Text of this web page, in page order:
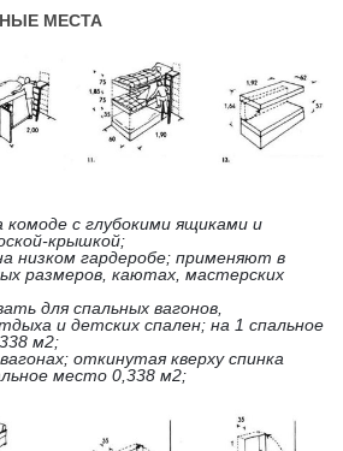
МЕСТА
с глубокими ящиками и
крышкой;
низком гардеробе; применяют в
размеров, каютах, мастерских
для спальных вагонов,
и детских спален; на 1 спальное
м2;
откинутая кверху спинка
место 0,338 м2;